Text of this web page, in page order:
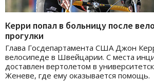
Керри попал в больницу после
прогулки
Глава Госдепартамента США Джон
велосипеде в Швейцарии. С места
доставлен вертолетом в
Женеве, где ему оказывается помощь.